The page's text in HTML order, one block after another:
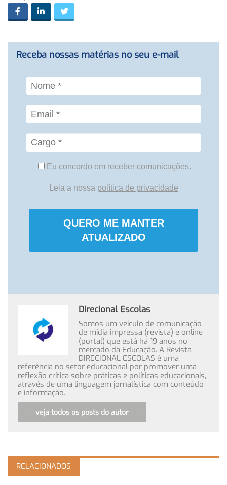
Receba nossas matérias no seu e-mail
Eu concordo em receber comunicações.
Leia a nossa política de privacidade
QUERO ME MANTER
ATUALIZADO
Direcional Escolas
Somos um veículo de comunicação
de mídia impressa (revista) e online
(portal) que está há 19 anos no
mercado da Educação. A Revista
DIRECIONAL ESCOLAS é uma
referência no setor educacional por promover uma
reflexão crítica sobre práticas e políticas educacionais,
através de uma linguagem jornalística com conteúdo
e informação.
veja todos os posts do autor
RELACIONADOS